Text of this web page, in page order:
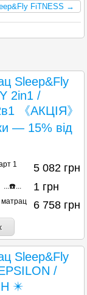
FiTNESS →
Sleep&Fly
2in1 /
《АКЦІЯ》
— 15% від
1
5 082 грн
...☎️... 1 грн
матрац
6 758 грн
Sleep&Fly
/
✴️